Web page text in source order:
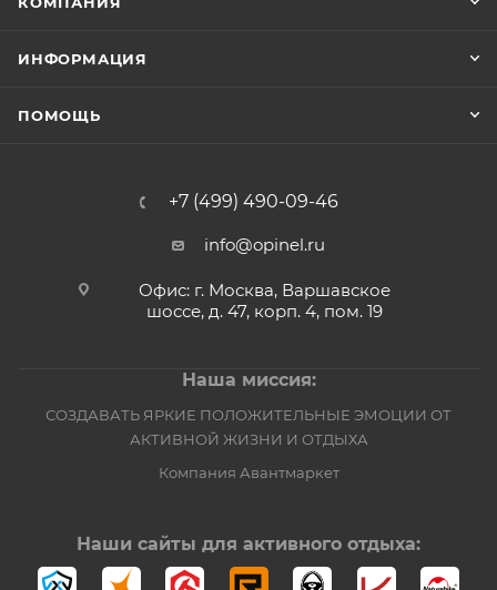
ИНФОРМАЦИЯ
ПОМОЩЬ
+7 (499) 490-09-46
info@opinel.ru
Офис: г. Москва, Варшавское
шоссе, д. 47, корп. 4, пом. 19
Наша миссия:
СОЗДАВАТЬ ЯРКИЕ ПОЛОЖИТЕЛЬНЫЕ ЭМОЦИИ ОТ
АКТИВНОЙ ЖИЗНИ И ОТДЫХА
Компания Авантмаркет
Наши сайты для активного отдыха: